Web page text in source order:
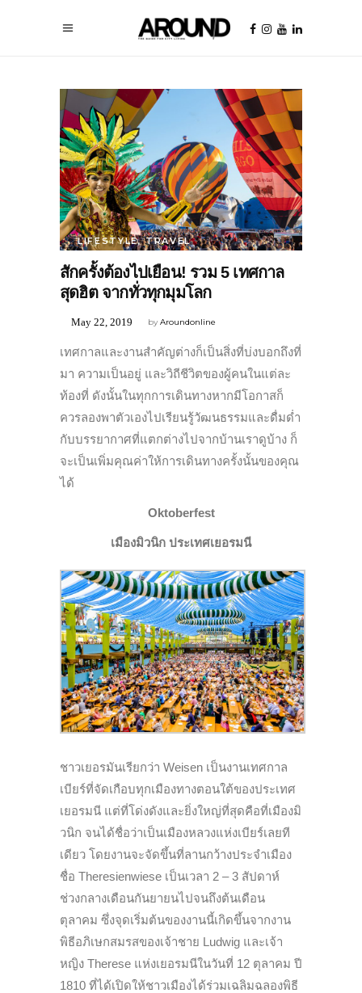
LIFESTYLE,TRAVEL
สักครั้งต้องไปเยือน! รวม 5 เทศกาล
สุดฮิต จากทั่วทุกมุมโลก
byAroundonline
May 22, 2019
เทศกาลและงานสำคัญต่างก็เป็นสิ่งที่บ่งบอกถึงที่
มา ความเป็นอยู่ และวิถีชีวิตของผู้คนในแต่ละ
ท้องที่ ดังนั้นในทุกการเดินทางหากมีโอกาสก็
ควรลองพาตัวเองไปเรียนรู้วัฒนธรรมและดื่มด่ำ
กับบรรยากาศที่แตกต่างไปจากบ้านเราดูบ้าง ก็
จะเป็นเพิ่มคุณค่าให้การเดินทางครั้งนั้นของคุณ
ได้
Oktoberfest
เมืองมิวนิก ประเทศเยอรมนี
ชาวเยอรมันเรียกว่า Weisen เป็นงานเทศกาล
เบียร์ที่จัดเกือบทุกเมืองทางตอนใต้ของประเทศ
เยอรมนี แต่ที่โด่งดังและยิ่งใหญ่ที่สุดคือที่เมืองมิ
วนิก จนได้ชื่อว่าเป็นเมืองหลวงแห่งเบียร์เลยที
เดียว โดยงานจะจัดขึ้นที่ลานกว้างประจำเมือง
ชื่อ Theresienwiese เป็นเวลา 2 – 3 สัปดาห์
ช่วงกลางเดือนกันยายนไปจนถึงต้นเดือน
ตุลาคม ซึ่งจุดเริ่มต้นของงานนี้เกิดขึ้นจากงาน
พิธีอภิเษกสมรสของเจ้าชาย Ludwig และเจ้า
หญิง Therese แห่งเยอรมนีในวันที่ 12 ตุลาคม ปี
1810 ที่ได้เปิดให้ชาวเมืองได้ร่วมเฉลิมฉลองพิธี